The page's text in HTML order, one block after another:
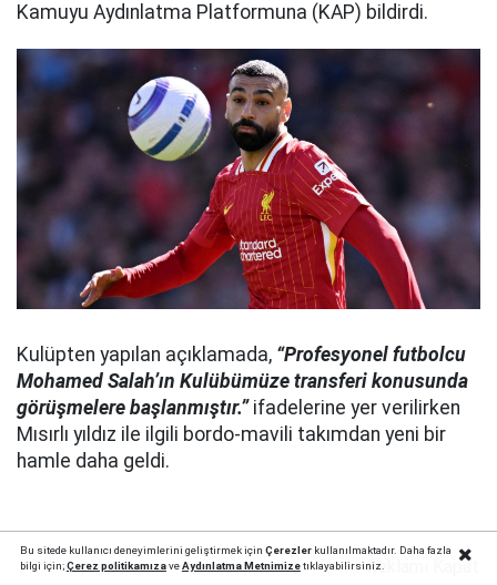
Kamuyu Aydınlatma Platformuna (KAP) bildirdi.
Kulüpten yapılan açıklamada, “Profesyonel futbolcu
Mohamed Salah’ın Kulübümüze transferi konusunda
görüşmelere başlanmıştır.”ifadelerine yer verilirken
Mısırlı yıldız ile ilgili bordo-mavili takımdan yeni bir
hamle daha geldi.
Bu sitede kullanıcı deneyimlerini geliştirmek için Çerezlerkullanılmaktadır. Daha fazla
bilgi için;Çerez politikamızaveAydınlatma Metnimizetıklayabilirsiniz.Reklamı Kapat